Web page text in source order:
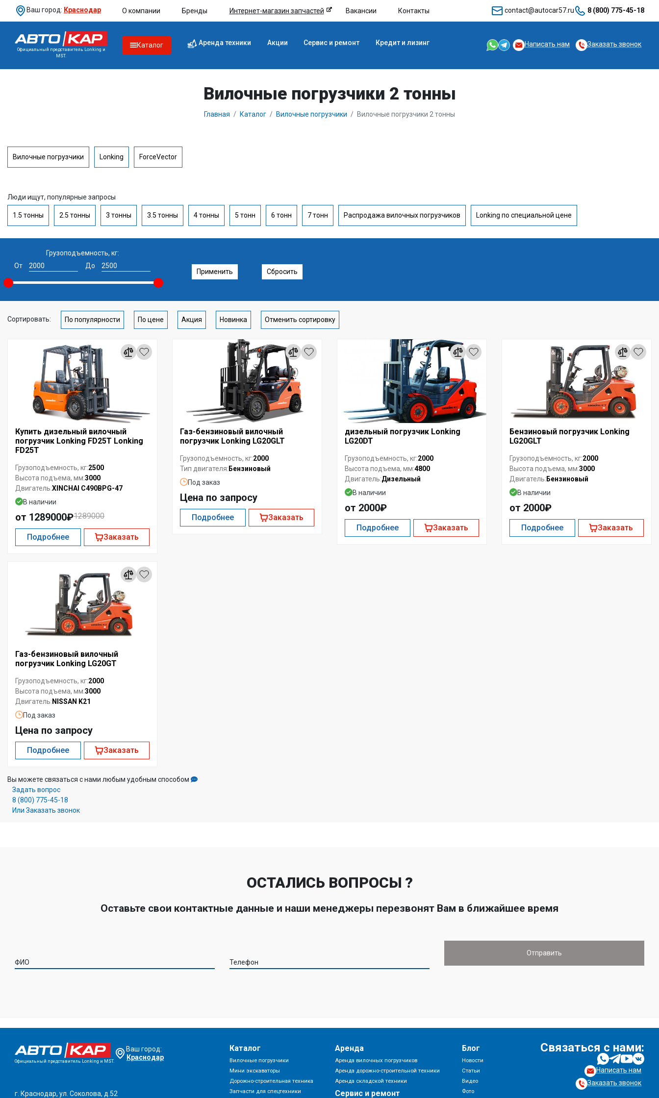
Ваш город: Краснодар О компании Бренды Интернет-магазин запчастей Вакансии Контакты contact@autocar57.ru 8 (800) 775-45-18
Официальный представитель Lonking и
MST.
Каталог Аренда техники Акции Сервис и ремонт Кредит и лизинг Написать нам Заказать звонок
Вилочные погрузчики 2 тонны
Главная Каталог Вилочные погрузчики Вилочные погрузчики 2 тонны
Вилочные погрузчики Lonking ForceVector
Люди ищут, популярные запросы
1.5 тонны 2.5 тонны 3 тонны 3.5 тонны 4 тонны 5 тонн 6 тонн 7 тонн Распродажа вилочных погрузчиков Lonking по специальной цене
Грузоподъемность, кг:
От
До
Применить Сбросить
Сортировать: По популярности По цене Акция Новинка Отменить сортировку
Купить дизельный вилочный
погрузчик Lonking FD25T Lonking
FD25T
Грузоподъемность, кг:2500
Высота подъема, мм:3000
Двигатель:XINCHAI C490BPG-47
В наличии
от 1289000₽1289000
Подробнее Заказать
Газ-бензиновый вилочный
погрузчик Lonking LG20GLT
Грузоподъемность, кг:2000
Тип двигателя: Бензиновый
Под заказ
Цена по запросу
Подробнее Заказать
дизельный погрузчик Lonking
LG20DT
Грузоподъемность, кг:2000
Высота подъема, мм:4800
Двигатель:Дизельный
В наличии
от 2000₽
Подробнее Заказать
Бензиновый погрузчик Lonking
LG20GLT
Грузоподъемность, кг:2000
Высота подъема, мм:3000
Двигатель: Бензиновый
В наличии
от 2000₽
Подробнее Заказать
Газ-бензиновый вилочный
погрузчик Lonking LG20GT
Грузоподъемность, кг:2000
Высота подъема, мм:3000
Двигатель: NISSAN K21
Под заказ
Цена по запросу
Подробнее Заказать
Вы можете связаться с нами любым удобным способом
Задать вопрос
8 (800) 775-45-18
Или Заказать звонок
ОСТАЛИСЬ ВОПРОСЫ ?
Оставьте свои контактные данные и наши менеджеры перезвонят Вам в ближайшее время
ФИО Телефон
Официальный представитель Lonking и MST.
Ваш город:
Краснодар
г. Краснодар, ул. Соколова, д.52
Каталог
Вилочные погрузчики
Мини экскаваторы
Дорожно-строительная техника
Запчасти для спецтехники
Аренда
Аренда вилочных погрузчиков
Аренда дорожно-строительной техники
Аренда складской техники
Сервис и ремонт
Блог
Новости
Статьи
Видео
Фото
Связаться с нами:
Написать нам
Заказать звонок